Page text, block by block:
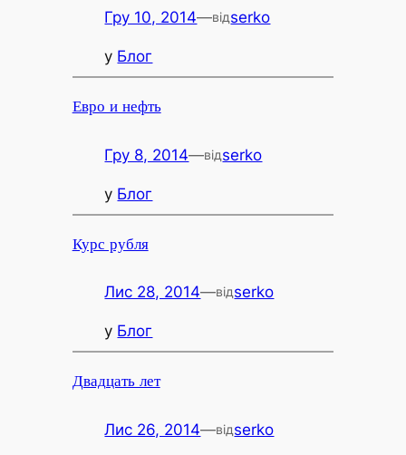
Гру 10, 2014—відserko
у Блог
Евро и нефть
Гру 8, 2014—відserko
у Блог
Курс рубля
Лис 28, 2014—відserko
у Блог
Двадцать лет
Лис 26, 2014—відserko